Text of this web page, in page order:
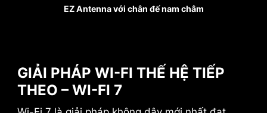
EZ Antenna với chân đế nam châm
GIẢI PHÁP WI-FI THẾ HỆ TIẾP
THEO – WI-FI 7
Armor bảo vệ điểm tiếp
CẤP NGUỒN BỔ SUNG CHO KHE
PCIE